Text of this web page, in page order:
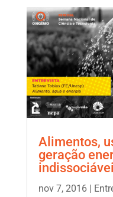
Alimentos,
geração
nov 7, 2016|